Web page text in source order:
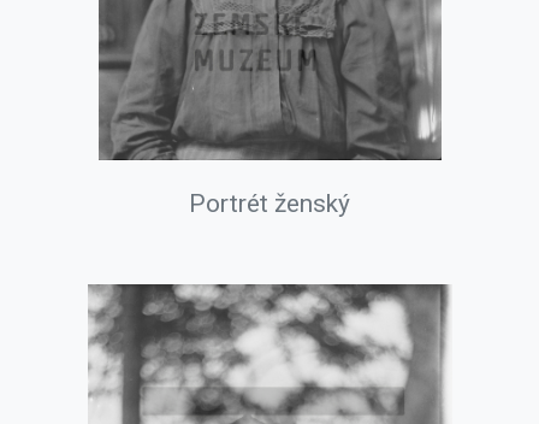
Portrét ženský